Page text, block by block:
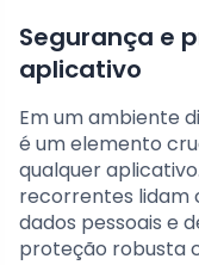
Segurança e
aplicativo
Em um ambiente
é um elemento
qualquer
recorrentes lidam
dados pessoais e
proteção robusta